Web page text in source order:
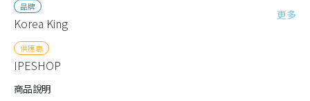
品牌
Korea King
更多
供應商
IPESHOP
商品說明